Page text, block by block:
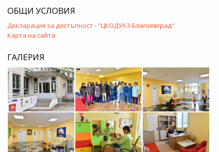
ОБЩИ УСЛОВИЯ
Декларация за достъпност - "ЦКОДУХЗ-Благоевград"
Карта на сайта
ГАЛЕРИЯ